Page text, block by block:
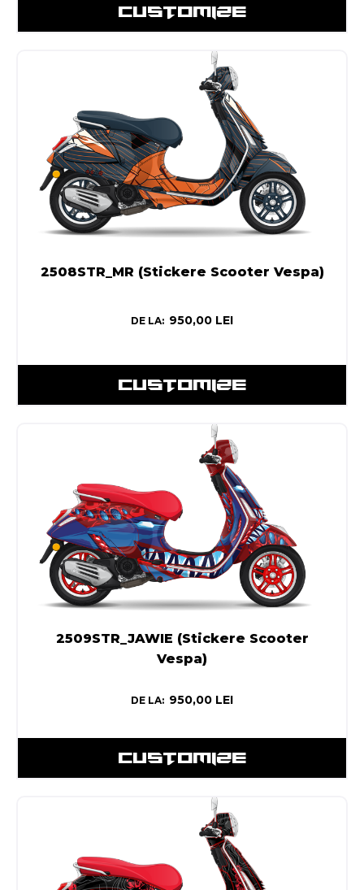
CUSTOMIZE
2508STR_MR (Stickere Scooter Vespa)
DE LA: 950,00 LEI
CUSTOMIZE
2509STR_JAWIE (Stickere Scooter
Vespa)
DE LA: 950,00 LEI
CUSTOMIZE